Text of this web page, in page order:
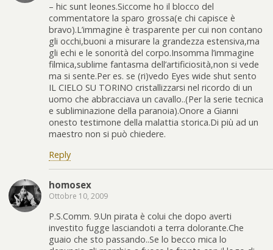
– hic sunt leones.Siccome ho il blocco del
commentatore la sparo grossa(e chi capisce è
bravo).L’immagine è trasparente per cui non contano
gli occhi,buoni a misurare la grandezza estensiva,ma
gli echi e le sonorità del corpo.Insomma l’immagine
filmica,sublime fantasma dell’artificiosità,non si vede
ma si sente.Per es. se (ri)vedo Eyes wide shut sento
IL CIELO SU TORINO cristallizzarsi nel ricordo di un
uomo che abbracciava un cavallo..(Per la serie tecnica
e subliminazione della paranoia).Onore a Gianni
onesto testimone della malattia storica.Di più ad un
maestro non si può chiedere.
Reply
homosex
Ottobre 10, 2009
P.S.Comm. 9.Un pirata è colui che dopo averti
investito fugge lasciandoti a terra dolorante.Che
guaio che sto passando..Se lo becco mica lo